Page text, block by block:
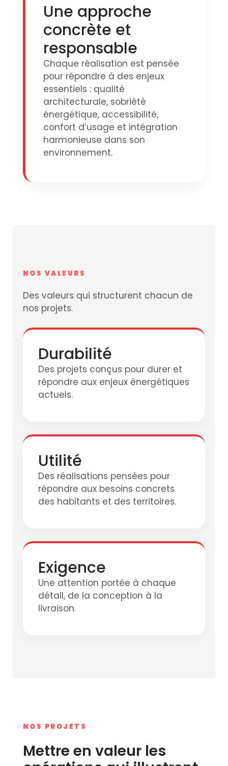
Une approche
concrète et
responsable
Chaque réalisation est pensée
pour répondre à des enjeux
essentiels : qualité
architecturale, sobriété
énergétique, accessibilité,
confort d’usage et intégration
harmonieuse dans son
environnement.
NOS VALEURS
Des valeurs qui structurent chacun de
nos projets.
Durabilité
Des projets conçus pour durer et
répondre aux enjeux énergétiques
actuels.
Utilité
Des réalisations pensées pour
répondre aux besoins concrets
des habitants et des territoires.
Exigence
Une attention portée à chaque
détail, de la conception à la
livraison.
NOS PROJETS
Mettre en valeur les